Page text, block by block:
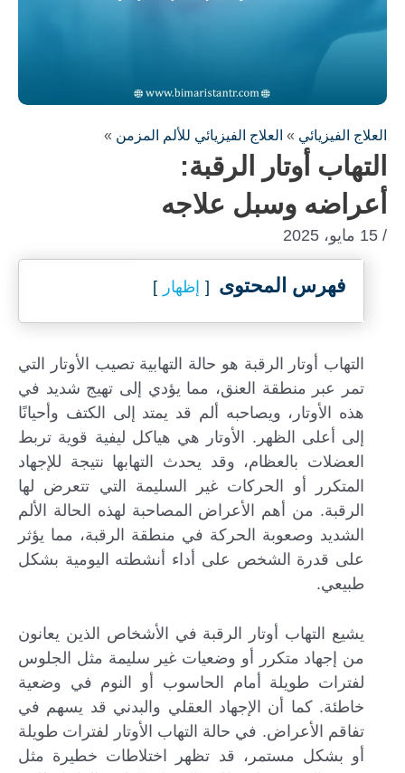
العلاج الفيزيائي » العلاج الفيزيائي للألم المزمن »
التهاب أوتار الرقبة:
أعراضه وسبل علاجه
/ 15 مايو، 2025
فهرس المحتوى إظهار
التهاب أوتار الرقبة هو حالة التهابية تصيب الأوتار التي
تمر عبر منطقة العنق، مما يؤدي إلى تهيج شديد في
هذه الأوتار، ويصاحبه ألم قد يمتد إلى الكتف وأحيانًا
إلى أعلى الظهر. الأوتار هي هياكل ليفية قوية تربط
العضلات بالعظام، وقد يحدث التهابها نتيجة للإجهاد
المتكرر أو الحركات غير السليمة التي تتعرض لها
الرقبة. من أهم الأعراض المصاحبة لهذه الحالة الألم
الشديد وصعوبة الحركة في منطقة الرقبة، مما يؤثر
على قدرة الشخص على أداء أنشطته اليومية بشكل
طبيعي.
يشيع التهاب أوتار الرقبة في الأشخاص الذين يعانون
من إجهاد متكرر أو وضعيات غير سليمة مثل الجلوس
لفترات طويلة أمام الحاسوب أو النوم في وضعية
خاطئة. كما أن الإجهاد العقلي والبدني قد يسهم في
تفاقم الأعراض. في حالة التهاب الأوتار لفترات طويلة
أو بشكل مستمر، قد تظهر اختلاطات خطيرة مثل